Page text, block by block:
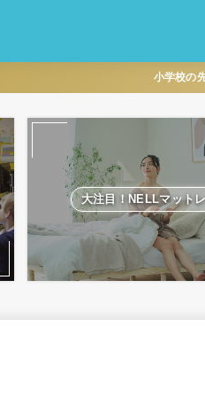
小学校の
大注目！NELLマット